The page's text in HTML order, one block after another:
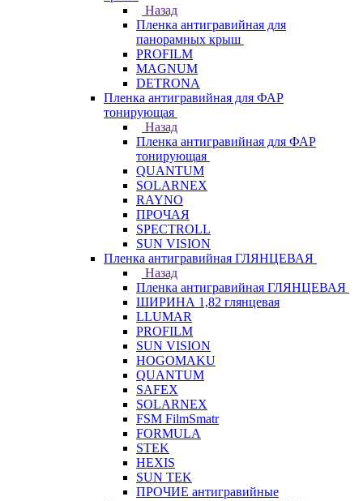
Назад
Пленка антигравийная для
панорамных крыш
PROFILM
MAGNUM
DETRONA
Пленка антигравийная для ФАР
тонирующая
Назад
Пленка антигравийная для ФАР
тонирующая
QUANTUM
SOLARNEX
RAYNO
ПРОЧАЯ
SPECTROLL
SUN VISION
Пленка антигравийная ГЛЯНЦЕВАЯ
Назад
Пленка антигравийная ГЛЯНЦЕВАЯ
ШИРИНА 1,82 глянцевая
LLUMAR
PROFILM
SUN VISION
HOGOMAKU
QUANTUM
SAFEX
SOLARNEX
FSM FilmSmatr
FORMULA
STEK
HEXIS
SUN TEK
ПРОЧИЕ антигравийные